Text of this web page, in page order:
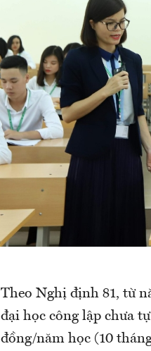
Theo Nghị định 81, từ
đại học công lập chưa
đồng/năm học (10